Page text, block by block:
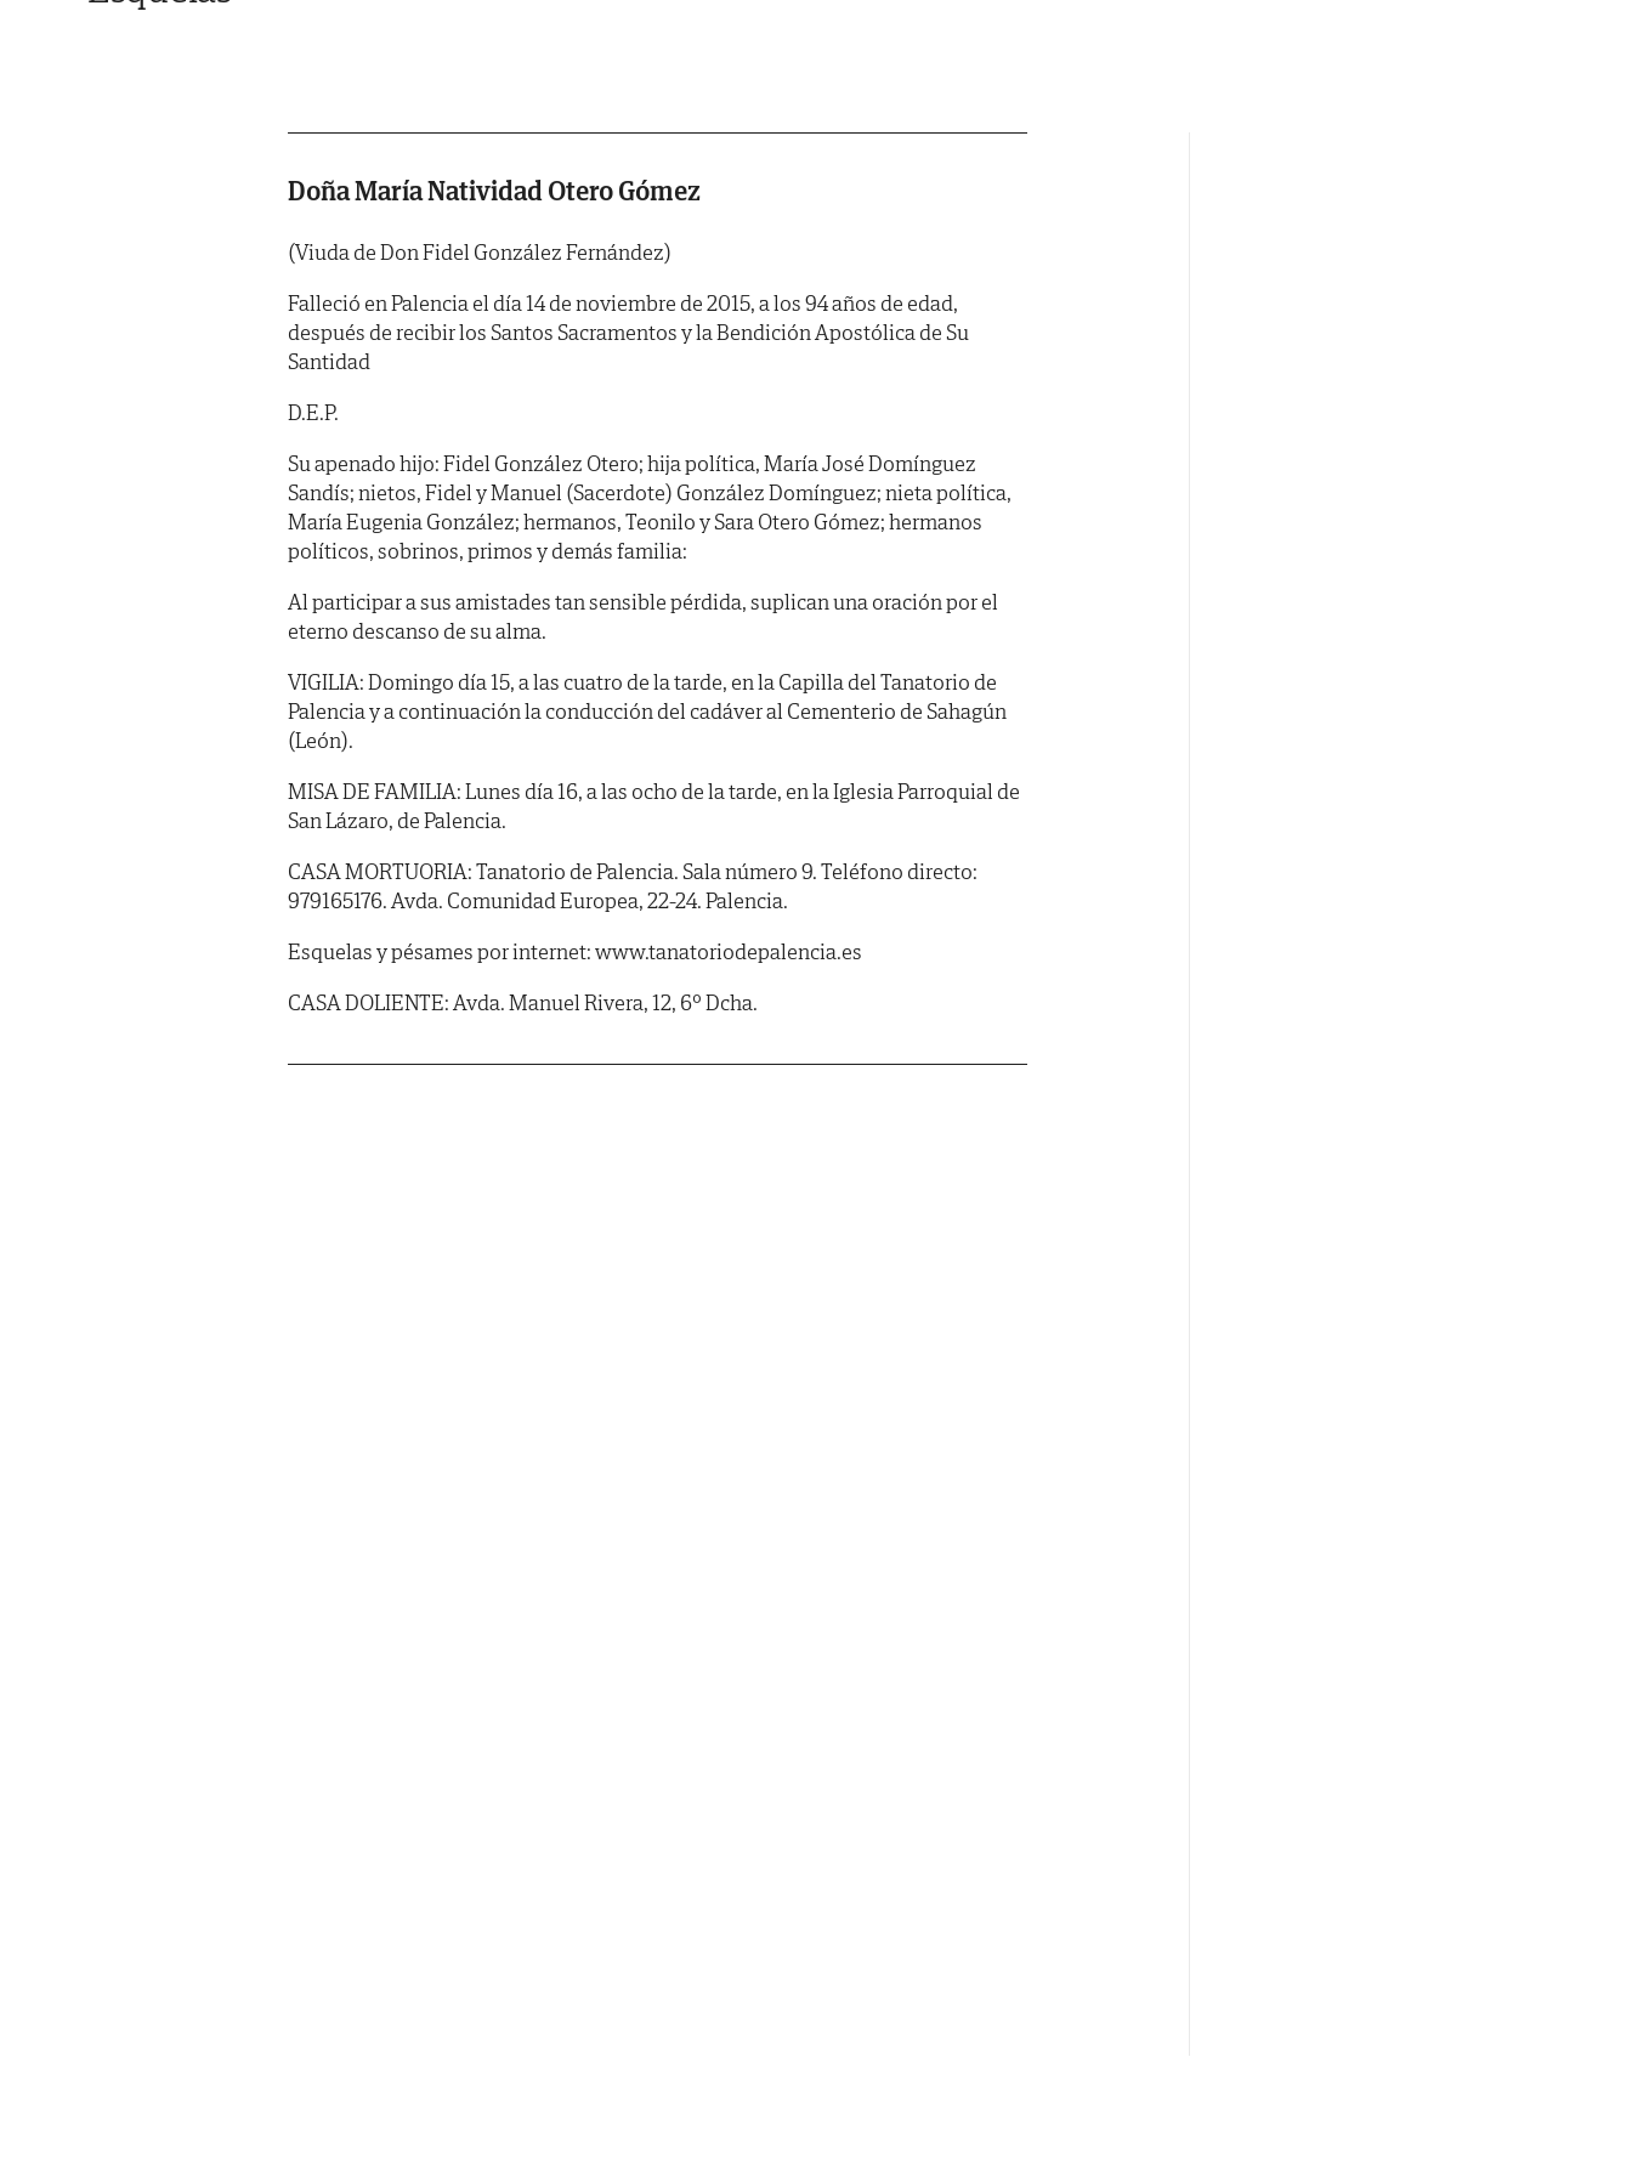
Doña María Natividad Otero Gómez
(Viuda de Don Fidel González Fernández)
Falleció en Palencia el día 14 de noviembre de 2015, a los 94 años de edad,
después de recibir los Santos Sacramentos y la Bendición Apostólica de Su
Santidad
D.E.P.
Su apenado hijo: Fidel González Otero; hija política, María José Domínguez
Sandís; nietos, Fidel y Manuel (Sacerdote) González Domínguez; nieta política,
María Eugenia González; hermanos, Teonilo y Sara Otero Gómez; hermanos
políticos, sobrinos, primos y demás familia:
Al participar a sus amistades tan sensible pérdida, suplican una oración por el
eterno descanso de su alma.
VIGILIA: Domingo día 15, a las cuatro de la tarde, en la Capilla del Tanatorio de
Palencia y a continuación la conducción del cadáver al Cementerio de Sahagún
(León).
MISA DE FAMILIA: Lunes día 16, a las ocho de la tarde, en la Iglesia Parroquial de
San Lázaro, de Palencia.
CASA MORTUORIA: Tanatorio de Palencia. Sala número 9. Teléfono directo:
979165176. Avda. Comunidad Europea, 22-24. Palencia.
Esquelas y pésames por internet: www.tanatoriodepalencia.es
CASA DOLIENTE: Avda. Manuel Rivera, 12, 6º Dcha.